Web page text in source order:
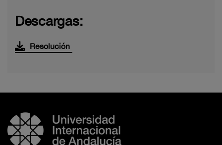
Descargas:
Resolución